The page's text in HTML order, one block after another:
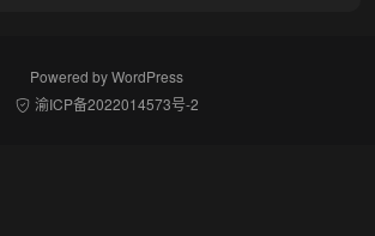
Powered byWordPress
渝ICP备2022014573号-2